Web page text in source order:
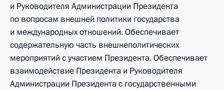
и Руководителя Администрации Президента
по вопросам внешней политики государства
и международных отношений. Обеспечивает
содержательную часть внешнеполитических
мероприятий с участием Президента. Обеспечивает
взаимодействие Президента и Руководителя
Администрации Президента с государственными